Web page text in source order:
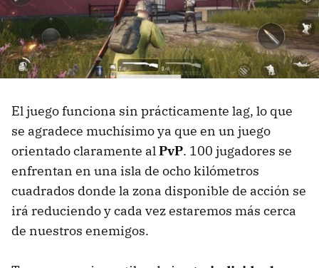
El juego funciona sin prácticamente lag, lo que
se agradece muchísimo ya que en un juego
orientado claramente alPvP. 100 jugadores se
enfrentan en una isla de ocho kilómetros
cuadrados donde la zona disponible de acción se
irá reduciendo y cada vez estaremos más cerca
de nuestros enemigos.